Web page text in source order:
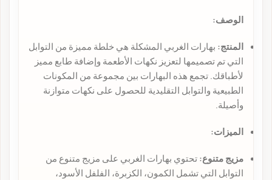
الوصف:
المنتج: بهارات الغربي المشكلة هي خلطة مميزة من التوابل
التي تم تصميمها لتعزيز نكهات الأطعمة وإضافة طابع مميز
لأطباقك. تجمع هذه البهارات بين مجموعة من المكونات
الطبيعية والتوابل التقليدية للحصول على نكهات متوازنة
وأصيلة.
الميزات:
مزيج متنوع:تحتوي بهارات الغربي على مزيج متنوع من
التوابل التي تشمل الكمون، الكزبرة، الفلفل الأسود،